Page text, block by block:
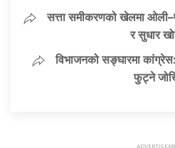
सत्ता समीकरणको खेलमा
र सुधार
विभाजनको सङ्घारमा कांग्रेस:
फुट्ने